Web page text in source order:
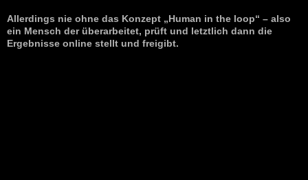
Allerdings nie ohne das Konzept „Human in the loop“ – also
ein Mensch der überarbeitet, prüft und letztlich dann die
Ergebnisse online stellt und freigibt.